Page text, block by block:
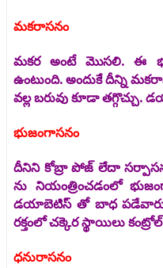
మకరాసనం
మకర అంటే మొసలి. ఈ
ఉంటుంది. అందుకే దీన్ని
వల్ల బరువు కూడా తగ్గొచ్చు.
భుజంగాసనం
దీనిని కోబ్రా పోజ్ లేదా
ను నియంత్రించడంలో
డయాబెటిస్‌ తో బాధ
రక్తంలో చక్కెర స్థాయిలు
ధనురాసనం